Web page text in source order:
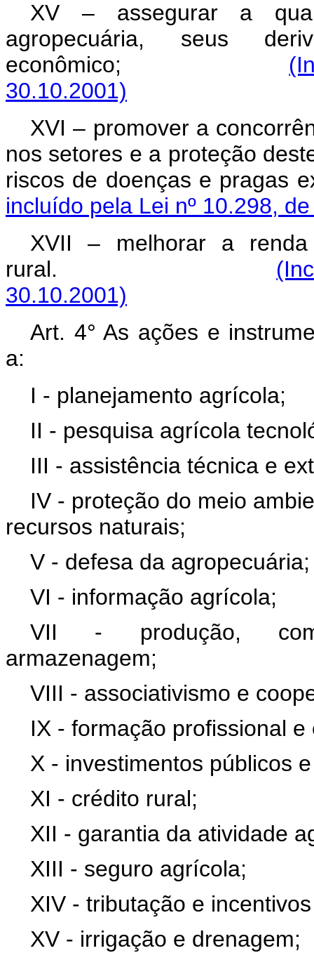
XV – assegurar a
agropecuária, seus
econômico;
30.10.2001)
XVI – promover a
nos setores e a proteção
riscos de doenças e pragas
incluído pela Lei nº 10.298,
XVII – melhorar a
rural.
30.10.2001)
Art. 4° As ações e
a:
I - planejamento agrícola;
II - pesquisa agrícola
III - assistência técnica e
IV - proteção do meio
recursos naturais;
V - defesa da agropecuária;
VI - informação agrícola;
VII - produção,
armazenagem;
VIII - associativismo e
IX - formação profissional
X - investimentos públicos
XI - crédito rural;
XII - garantia da atividade
XIII - seguro agrícola;
XIV - tributação e
XV - irrigação e drenagem;